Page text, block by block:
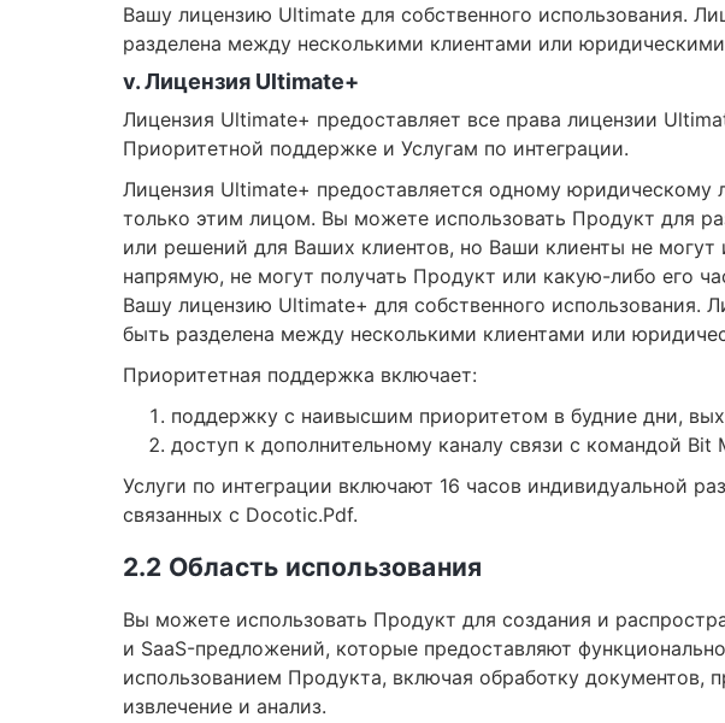
Вашу лицензию Ultimate для собственного использования.
разделена между несколькими клиентами или
v. Лицензия Ultimate+
Лицензия Ultimate+ предоставляет все права лицензии
Приоритетной поддержке и Услугам по интеграции.
Лицензия Ultimate+ предоставляется одному юридическому
только этим лицом. Вы можете использовать Продукт для
или решений для Ваших клиентов, но Ваши клиенты не могут
напрямую, не могут получать Продукт или какую-либо его
Вашу лицензию Ultimate+ для собственного использования.
быть разделена между несколькими клиентами или
Приоритетная поддержка включает:
поддержку с наивысшим приоритетом в будние дни,
доступ к дополнительному каналу связи с командой Bit
Услуги по интеграции включают 16 часов индивидуальной
связанных с Docotic.Pdf.
2.2 Область использования
Вы можете использовать Продукт для создания и
и SaaS-предложений, которые предоставляют
использованием Продукта, включая обработку документов,
извлечение и анализ.